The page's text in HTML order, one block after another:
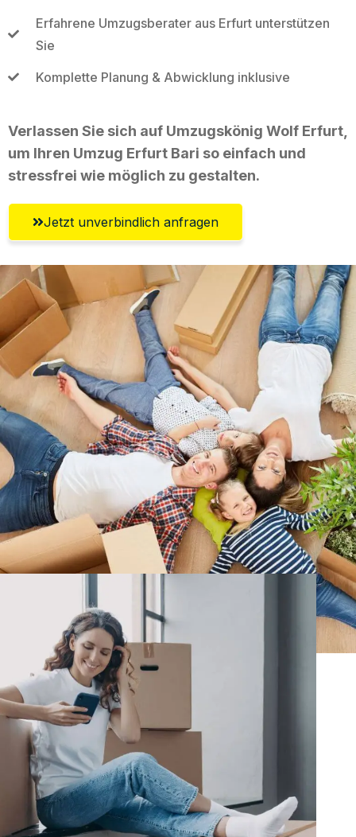
Erfahrene Umzugsberater aus Erfurt unterstützen
Sie
Komplette Planung & Abwicklung inklusive
Verlassen Sie sich auf Umzugskönig Wolf Erfurt,
um Ihren Umzug Erfurt Bari so einfach und
stressfrei wie möglich zu gestalten.
Jetzt unverbindlich anfragen